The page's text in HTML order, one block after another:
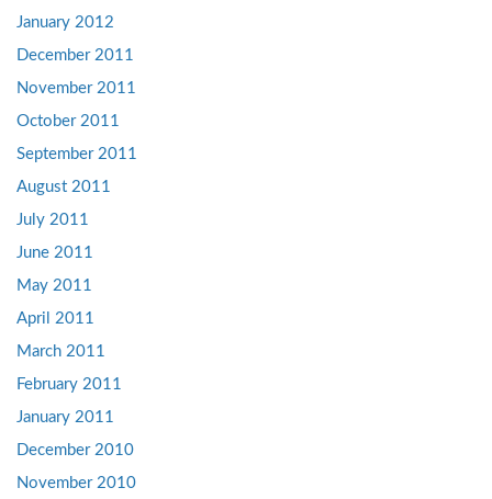
January 2012
December 2011
November 2011
October 2011
September 2011
August 2011
July 2011
June 2011
May 2011
April 2011
March 2011
February 2011
January 2011
December 2010
November 2010